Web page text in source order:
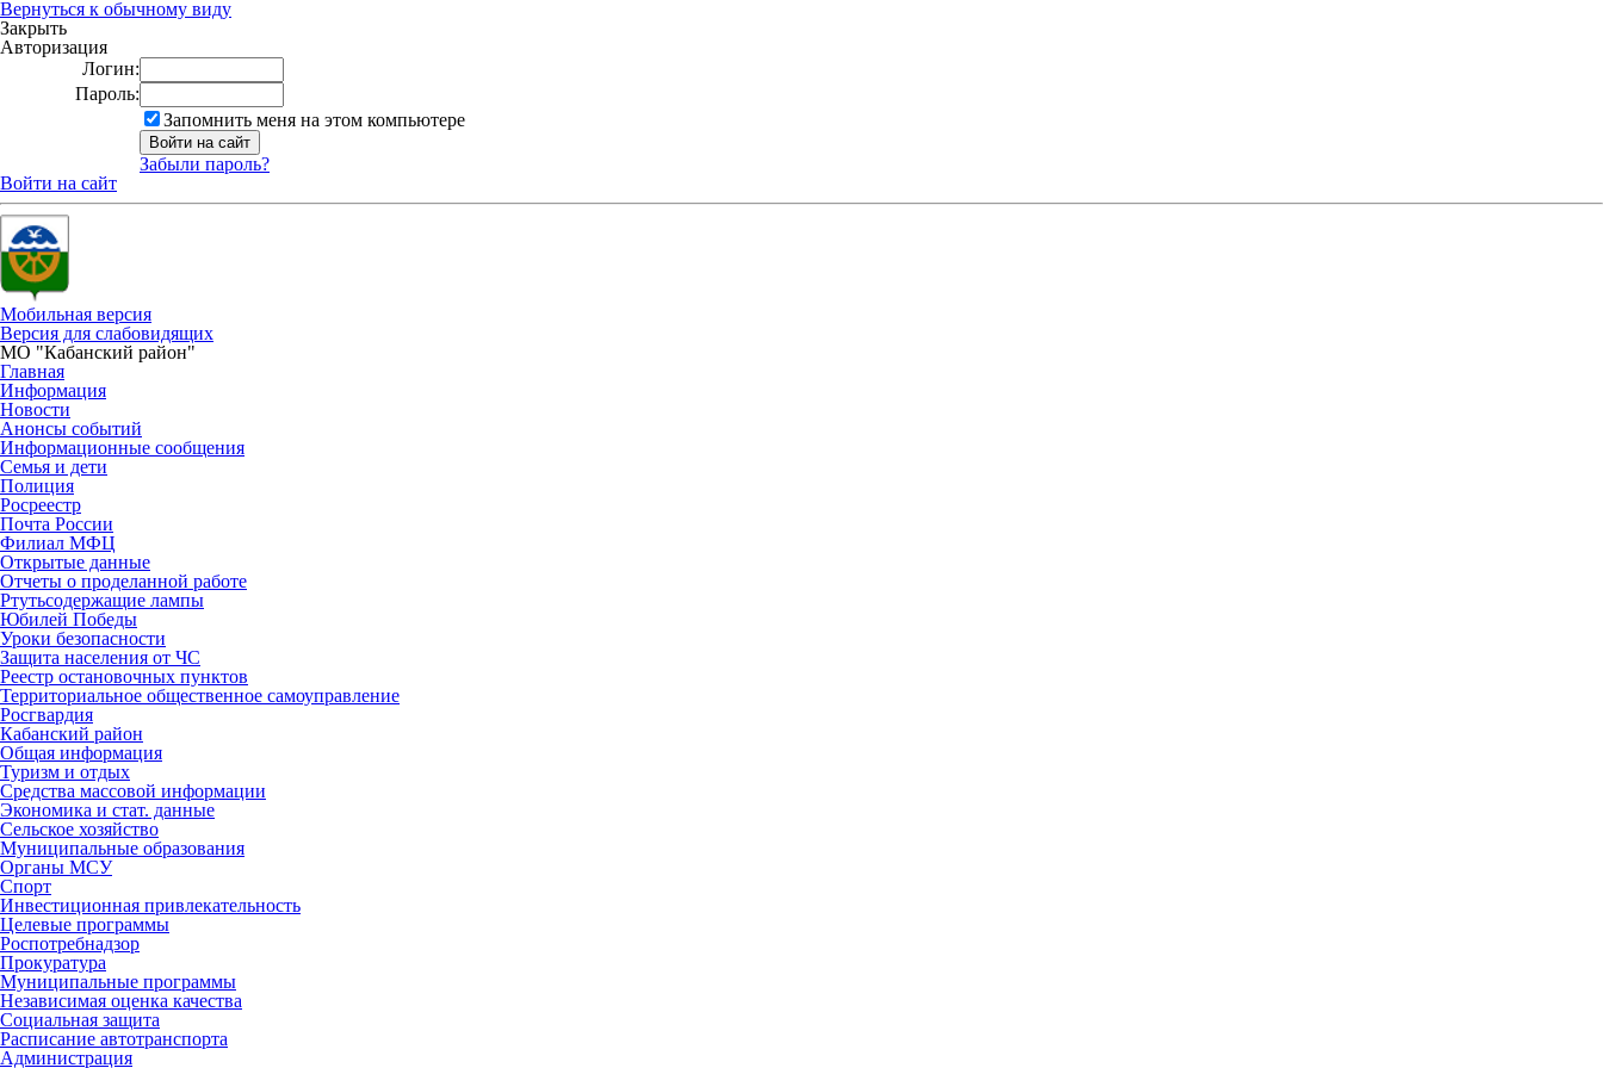
Вернуться к обычному виду
Закрыть
Авторизация
Логин:
Пароль:
Запомнить меня на этом компьютере
Забыли пароль?
Войти на сайт
Мобильная версия
Версия для слабовидящих
МО "Кабанский район"
Главная
Информация
Новости
Анонсы событий
Информационные сообщения
Семья и дети
Полиция
Росреестр
Почта России
Филиал МФЦ
Открытые данные
Отчеты о проделанной работе
Ртутьсодержащие лампы
Юбилей Победы
Уроки безопасности
Защита населения от ЧС
Реестр остановочных пунктов
Территориальное общественное самоуправление
Росгвардия
Кабанский район
Общая информация
Туризм и отдых
Средства массовой информации
Экономика и стат. данные
Сельское хозяйство
Муниципальные образования
Органы МСУ
Спорт
Инвестиционная привлекательность
Целевые программы
Роспотребнадзор
Прокуратура
Муниципальные программы
Независимая оценка качества
Социальная защита
Расписание автотранспорта
Администрация